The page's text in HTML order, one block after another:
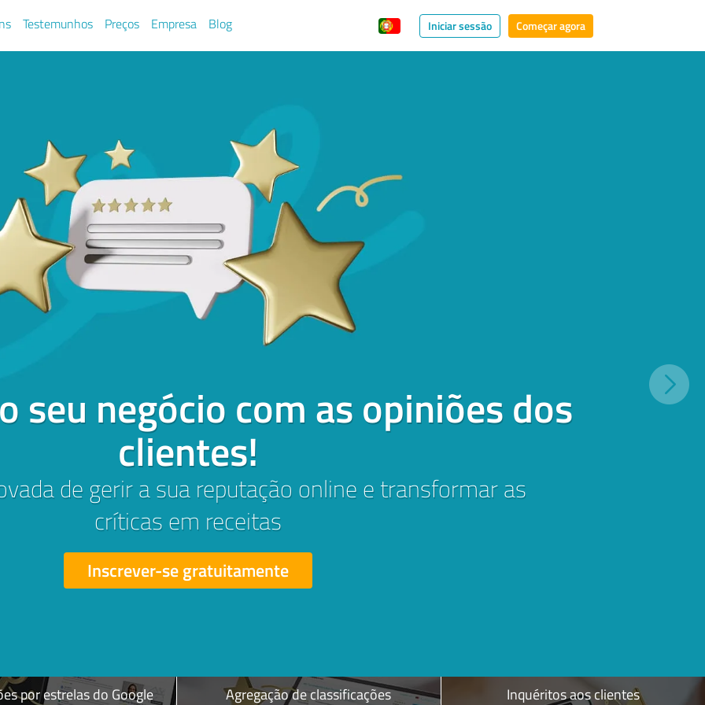
Testemunhos Preços Empresa Blog Iniciar sessão Começar agora
& Receitas
seu negócio com as opiniões dos
clientes!
de gerir a sua reputação online e transformar as
críticas em receitas
Inscrever-se gratuitamente
por estrelas do Google Agregação de classificações Inquéritos aos clientes